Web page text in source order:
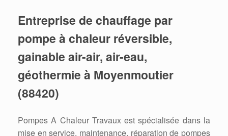
Entreprise de chauffage par
pompe à chaleur réversible,
gainable air-air, air-eau,
géothermie à Moyenmoutier
(88420)
Pompes A Chaleur Travaux est spécialisée dans la
mise en service, maintenance, réparation de pompes